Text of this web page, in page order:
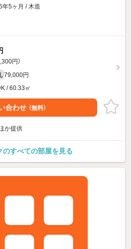
年5ヶ月 / 木造
円）
79,000円
/ 60.33㎡
合わせ （無料）
か提供
のすべての部屋を見る